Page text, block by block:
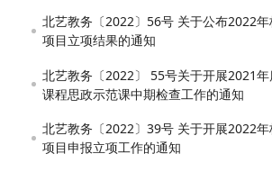
北艺教务〔2022〕56号 关于公布2022
项目立项结果的通知
北艺教务〔2022〕 55号关于开展2021年
课程思政示范课中期检查工作的通知
北艺教务〔2022〕39号 关于开展2022
项目申报立项工作的通知